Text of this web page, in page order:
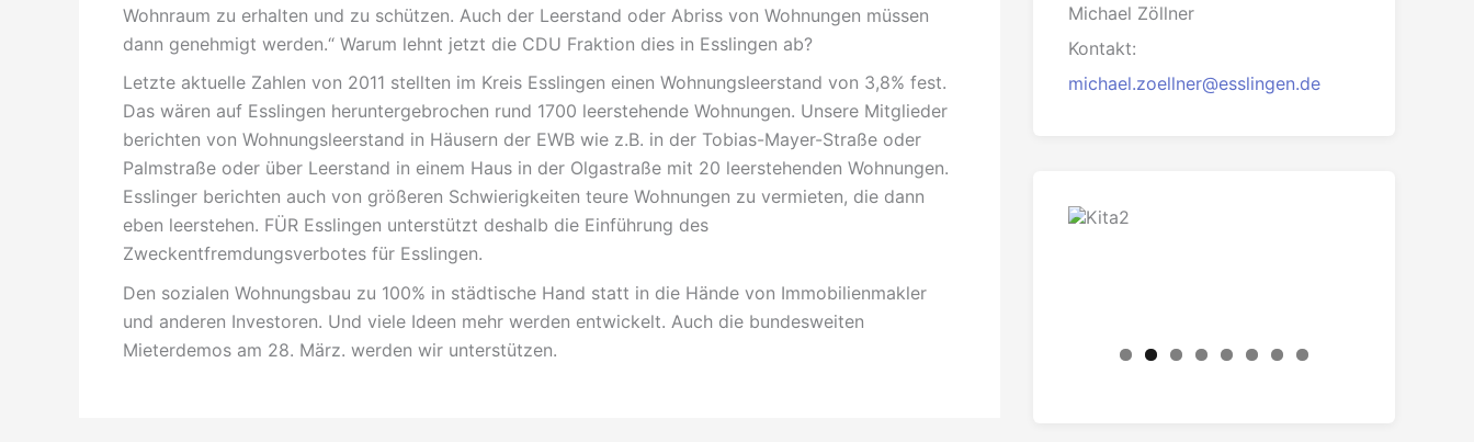
Wohnraum zu erhalten und zu schützen. Auch der Leerstand oder Abriss von Wohnungen müssen
dann genehmigt werden.“ Warum lehnt jetzt die CDU Fraktion dies in Esslingen ab?
Letzte aktuelle Zahlen von 2011 stellten im Kreis Esslingen einen Wohnungsleerstand von 3,8% fest.
Das wären auf Esslingen heruntergebrochen rund 1700 leerstehende Wohnungen. Unsere Mitglieder
berichten von Wohnungsleerstand in Häusern der EWB wie z.B. in der Tobias-Mayer-Straße oder
Palmstraße oder über Leerstand in einem Haus in der Olgastraße mit 20 leerstehenden Wohnungen.
Esslinger berichten auch von größeren Schwierigkeiten teure Wohnungen zu vermieten, die dann
eben leerstehen. FÜR Esslingen unterstützt deshalb die Einführung des
Zweckentfremdungsverbotes für Esslingen.
Den sozialen Wohnungsbau zu 100% in städtische Hand statt in die Hände von Immobilienmakler
und anderen Investoren. Und viele Ideen mehr werden entwickelt. Auch die bundesweiten
Mieterdemos am 28. März. werden wir unterstützen.
Michael Zöllner
Kontakt:
michael.zoellner@esslingen.de